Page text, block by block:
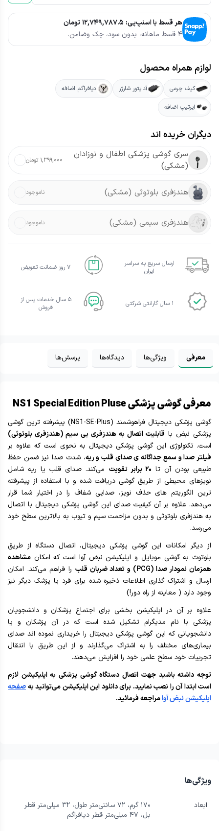
هر قسط با اسنپ‌پی: ۱۲,۷۴۹,۷۸۷.۵ تومان
۴ قسط ماهانه، بدون سود، چک وضامن.
لوازم همراه محصول
کیف چرمی آداپتور شارژر دیافراگم اضافه
ایرتیپ اضافه
دیگران خریده اند
سری گوشی پزشکی اطفال و نوزادان
(مشکی)
۱,۳۹۹,۰۰۰ تومان
هندزفری بلوتوثی (مشکی) ناموجود
هندزفری سیمی (مشکی) ناموجود
ارسال سریع به سراسر
ایران
۷ روز ضمانت تعویض
۱ سال گارانتی شرکتی
۵ سال خدمات پس از
فروش
معرفی ویژگی‌ها دیدگاه‌ها پرسش‌ها
معرفی گوشی پزشکی NS1 Special Edition Pluse
گوشی پزشکی دیجیتال فراهوشمند (NS1-SE-Plus) پیشرفته ترین گوشی
پزشکی نبض با قابلیت اتصال به هندزفری بی سیم (هندزفری بلوتوثی)
است. تکنولوژی این گوشی پزشکی دیجیتال به نحوی است که علاوه بر
فیلتر صدا و سمع جداگانه ی صدای قلب و ریه، شدت صدا نیز ضمن حفظ
طبیعی بودن آن تا۲۰ برابر تقویت
می‌کند. صدای قلب یا ریه شامل
نویزهای محیطی از طریق گوشی دریافت شده و با استفاده از پیشرفته
ترین الگوریتم های حذف نویز، صدایی شفاف را در اختیار شما قرار
می‌دهد. علاوه بر آن کیفیت صدای این گوشی پزشکی دیجیتال با اتصال
به هندزفری بلوتوثی و بدون مزاحمت سیم و تیوب به بالاترین سطح خود
می‌رسد.
از دیگر امکانات این گوشی پزشکی دیجیتال، اتصال دستگاه از طریق
بلوتوث به گوشی موبایل و اپلیکیشن نبض آوا است که امکان مشاهده
همزمان نمودار صدا (PCG) و تعداد ضربان قلب
را فراهم می‌کند. امکان
ارسال و اشتراک گذاری اطلاعات ذخیره شده برای فرد یا پزشک دیگر نیز
وجود دارد ( معاینه از راه دور!)
علاوه بر آن در اپلیکیشن بخشی برای اجتماع پزشکان و دانشجویان
پزشکی با نام مدیگرام تشکیل شده است که در آن پزشکان و یا
دانشجویانی که این گوشی پزشکی دیجیتال را خریداری نموده اند صدای
بیماری‌های مختلف را به اشتراک می‌گذارند و از این طریق با انتقال
تجربیات خود سطح علمی خود را افزایش می‌دهند.
توجه داشته باشید جهت اتصال دستگاه گوشی پزشکی به اپلیکیشن لازم
است ابتدا آن را نصب نمایید. برای دانلود این اپلیکیشن می‌توانید بهصفحه
اپلیکیشن نبض آوامراجعه فرمائید.
ویژگی‌ها
ابعاد
۱۷۰ گرم، ۷۲ سانتی‌متر طول، ۳۲ میلی‌متر قطر
بل، ۴۷ میلی‌متر قطر دیافراگم